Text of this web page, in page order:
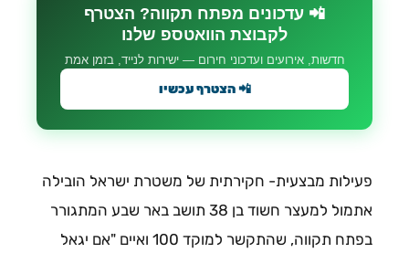
📲 עדכונים מפתח תקווה? הצטרף
לקבוצת הוואטספ שלנו
חדשות, אירועים ועדכוני חירום — ישירות לנייד, בזמן אמת
📲 הצטרף עכשיו
פעילות מבצעית- חקירתית של משטרת ישראל הובילה
אתמול למעצר חשוד בן 38 תושב באר שבע המתגורר
בפתח תקווה, שהתקשר למוקד 100 ואיים "אם יגאל